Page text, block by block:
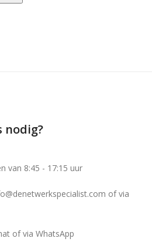
nodig?
van 8:45 - 17:15 uur
of via
of via WhatsApp